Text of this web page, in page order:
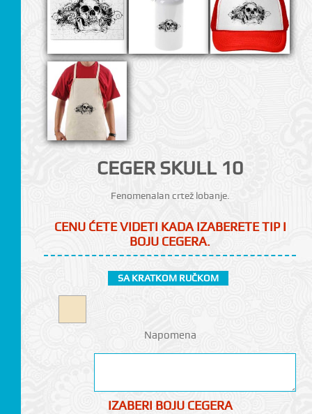
CEGER SKULL 10
Fenomenalan crtež lobanje.
CENU ĆETE VIDETI KADA IZABERETE TIP I
BOJU CEGERA.
SA KRATKOM RUČKOM
Napomena
IZABERI BOJU CEGERA